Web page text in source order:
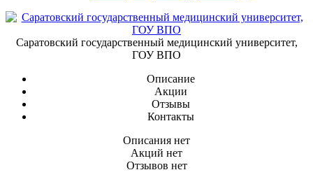
Саратовский государственный медицинский университет,
ГОУ ВПО
Описание
Акции
Отзывы
Контакты
Описания нет
Акций нет
Отзывов нет